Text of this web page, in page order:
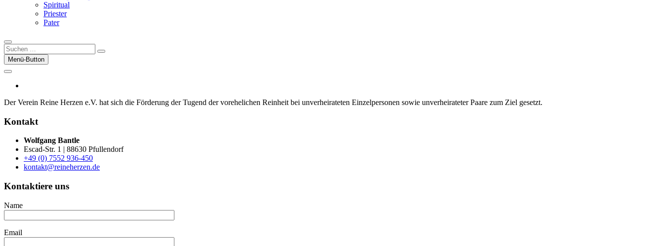
Spiritual
Priester
Pater
Suchen
…Menü-Button
Der Verein Reine Herzen e.V. hat sich die För­der­ung der Tugend der vor­ehelichen Rein­heit bei un­ver­heirateten Einzel­per­sonen sowie un­ver­heirateter Paare zum Ziel gesetzt.
Kontakt
Wolfgang Bantle
Escad-Str. 1 | 88630 Pfullendorf
+49 (0) 7552 936-450
kontakt@reineherzen.de
Kontaktiere uns
Name
Email